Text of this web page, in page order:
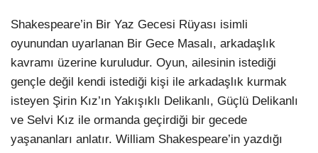
Shakespeare’in Bir Yaz Gecesi Rüyası isimli
oyunundan uyarlanan Bir Gece Masalı, arkadaşlık
kavramı üzerine kuruludur. Oyun, ailesinin istediği
gençle değil kendi istediği kişi ile arkadaşlık kurmak
isteyen Şirin Kız’ın Yakışıklı Delikanlı, Güçlü Delikanlı
ve Selvi Kız ile ormanda geçirdiği bir gecede
yaşananları anlatır. William Shakespeare’in yazdığı